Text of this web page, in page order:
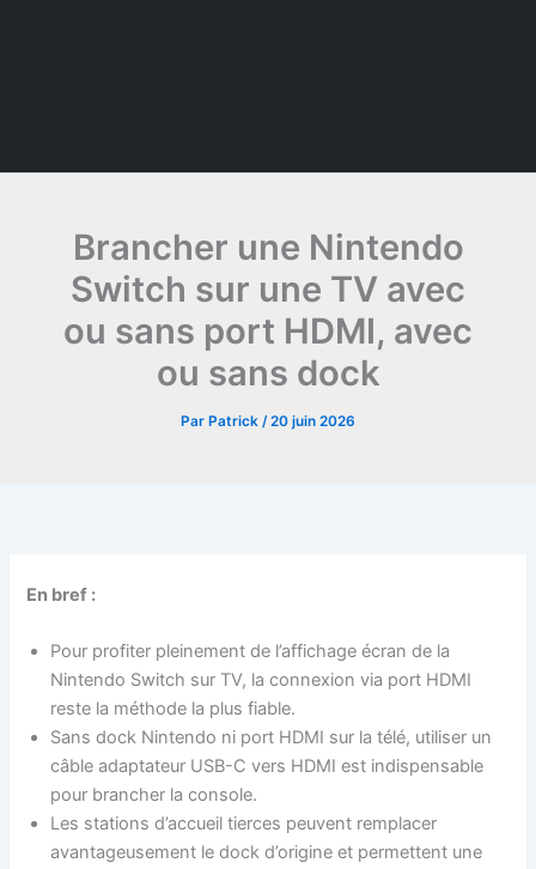
Brancher une Nintendo
Switch sur une TV avec
ou sans port HDMI, avec
ou sans dock
Par Patrick /20 juin 2026
En bref :
Pour profiter pleinement de l’affichage écran de la
Nintendo Switch sur TV, la connexion via port HDMI
reste la méthode la plus fiable.
Sans dock Nintendo ni port HDMI sur la télé, utiliser un
câble adaptateur USB-C vers HDMI est indispensable
pour brancher la console.
Les stations d’accueil tierces peuvent remplacer
avantageusement le dock d’origine et permettent une